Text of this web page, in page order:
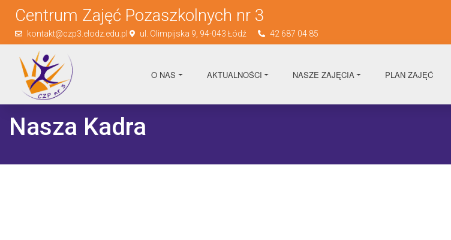
Centrum Zajęć Pozaszkolnych nr 3
kontakt@czp3.elodz.edu.pl ul. Olimpijska 9, 94-043 Łódź 42 687 04 85
O NAS AKTUALNOŚCI NASZE ZAJĘCIA PLAN ZAJĘĆ
Nasza Kadra